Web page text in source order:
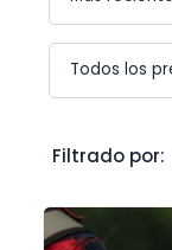
Filtrado por: